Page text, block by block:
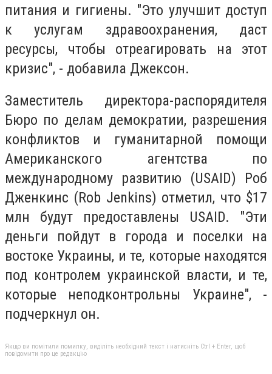
питания и гигиены. "Это улучшит доступ
к услугам здравоохранения, даст
ресурсы, чтобы отреагировать на этот
кризис", - добавила Джексон.
Заместитель директора-распорядителя
Бюро по делам демократии, разрешения
конфликтов и гуманитарной помощи
Американского агентства по
международному развитию (USAID) Роб
Дженкинс (Rob Jenkins) отметил, что $17
млн будут предоставлены USAID. "Эти
деньги пойдут в города и поселки на
востоке Украины, и те, которые находятся
под контролем украинской власти, и те,
которые неподконтрольны Украине", -
подчеркнул он.
Якщо ви помітили помилку, виділіть необхідний текст і натисніть Ctrl + Enter, щоб
повідомити про це редакцію